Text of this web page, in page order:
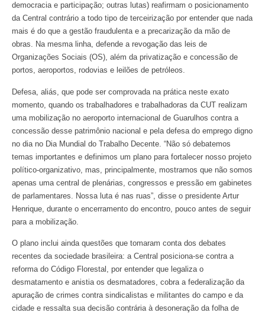
democracia e participação; outras lutas) reafirmam o posicionamento
da Central contrário a todo tipo de terceirização por entender que nada
mais é do que a gestão fraudulenta e a precarização da mão de
obras. Na mesma linha, defende a revogação das leis de
Organizações Sociais (OS), além da privatização e concessão de
portos, aeroportos, rodovias e leilões de petróleos.
Defesa, aliás, que pode ser comprovada na prática neste exato
momento, quando os trabalhadores e trabalhadoras da CUT realizam
uma mobilização no aeroporto internacional de Guarulhos contra a
concessão desse patrimônio nacional e pela defesa do emprego digno
no dia no Dia Mundial do Trabalho Decente. “Não só debatemos
temas importantes e definimos um plano para fortalecer nosso projeto
político-organizativo, mas, principalmente, mostramos que não somos
apenas uma central de plenárias, congressos e pressão em gabinetes
de parlamentares. Nossa luta é nas ruas”, disse o presidente Artur
Henrique, durante o encerramento do encontro, pouco antes de seguir
para a mobilização.
O plano inclui ainda questões que tomaram conta dos debates
recentes da sociedade brasileira: a Central posiciona-se contra a
reforma do Código Florestal, por entender que legaliza o
desmatamento e anistia os desmatadores, cobra a federalização da
apuração de crimes contra sindicalistas e militantes do campo e da
cidade e ressalta sua decisão contrária à desoneração da folha de